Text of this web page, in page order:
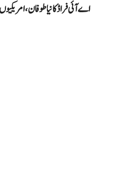
اے آئی فراڈ کا نیا طوفان،